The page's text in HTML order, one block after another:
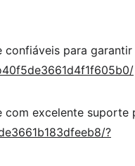
confiáveis para garantir
com excelente suporte
?